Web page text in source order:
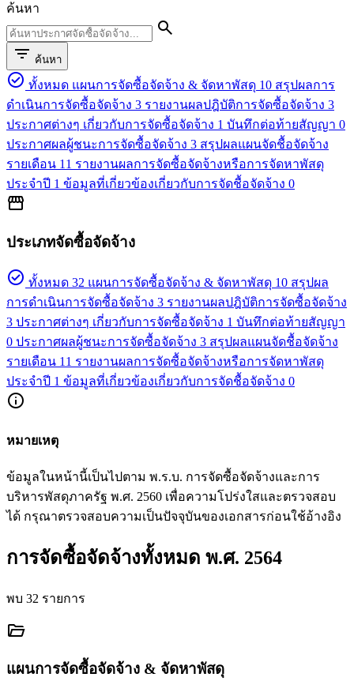
ค้นหา
search
filter_list ค้นหา
check_circle ทั้งหมด แผนการจัดซื้อจัดจ้าง & จัดหาพัสดุ 10 สรุปผลการ
ดำเนินการจัดซื้อจัดจ้าง 3 รายงานผลปฎิบัติการจัดซื้อจัดจ้าง 3
ประกาศต่างๆ เกี่ยวกับการจัดซื้อจัดจ้าง 1 บันทึกต่อท้ายสัญญา 0
ประกาศผลผู้ชนะการจัดซื้อจัดจ้าง 3 สรุปผลแผนจัดชื้อจัดจ้าง
รายเดือน 11 รายงานผลการจัดซื้อจัดจ้างหรือการจัดหาพัสดุ
ประจำปี 1 ข้อมูลที่เกี่ยวข้องเกี่ยวกับการจัดชื้อจัดจ้าง 0
storefront
ประเภทจัดซื้อจัดจ้าง
check_circle ทั้งหมด 32 แผนการจัดซื้อจัดจ้าง & จัดหาพัสดุ 10 สรุปผล
การดำเนินการจัดซื้อจัดจ้าง 3 รายงานผลปฎิบัติการจัดซื้อจัดจ้าง
3 ประกาศต่างๆ เกี่ยวกับการจัดซื้อจัดจ้าง 1 บันทึกต่อท้ายสัญญา
0 ประกาศผลผู้ชนะการจัดซื้อจัดจ้าง 3 สรุปผลแผนจัดชื้อจัดจ้าง
รายเดือน 11 รายงานผลการจัดซื้อจัดจ้างหรือการจัดหาพัสดุ
ประจำปี 1 ข้อมูลที่เกี่ยวข้องเกี่ยวกับการจัดชื้อจัดจ้าง 0
info
หมายเหตุ
ข้อมูลในหน้านี้เป็นไปตาม พ.ร.บ. การจัดซื้อจัดจ้างและการ
บริหารพัสดุภาครัฐ พ.ศ. 2560 เพื่อความโปร่งใสและตรวจสอบ
ได้ กรุณาตรวจสอบความเป็นปัจจุบันของเอกสารก่อนใช้อ้างอิง
การจัดซื้อจัดจ้างทั้งหมด พ.ศ. 2564
พบ 32 รายการ
folder_open
แผนการจัดซื้อจัดจ้าง & จัดหาพัสดุ